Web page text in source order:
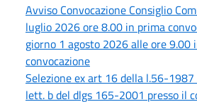
Avviso Convocazione Consiglio
luglio 2026 ore 8.00 in prima
giorno 1 agosto 2026 alle ore 9.00
convocazione
Selezione ex art 16 della l.56-
lett. b del dlgs 165-2001 presso il